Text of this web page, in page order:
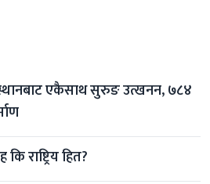
एकैसाथ सुरुङ उत्खनन, ७८४
राष्ट्रिय हित?